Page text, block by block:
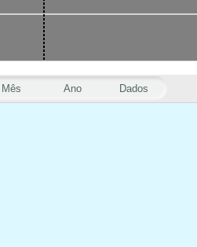
Mês Ano Dados